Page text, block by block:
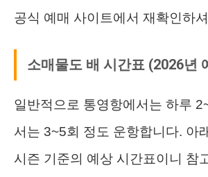
공식 예매 사이트에서 재확인하
소매물도 배 시간표 (2026년
일반적으로 통영항에서는 하루
서는 3~5회 정도 운항합니다. 아
시즌 기준의 예상 시간표이니 참